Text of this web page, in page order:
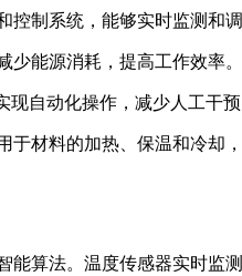
制系统，能够实时监测和
少能源消耗，提高工作效率。
自动化操作，减少人工干预
材料的加热、保温和冷却
能算法。温度传感器实时